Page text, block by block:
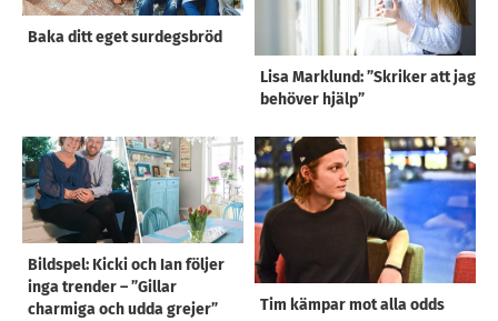
Baka ditt eget surdegsbröd
Lisa Marklund: ”Skriker att jag
behöver hjälp”
Bildspel: Kicki och Ian följer
inga trender – ”Gillar
charmiga och udda grejer”
Tim kämpar mot alla odds